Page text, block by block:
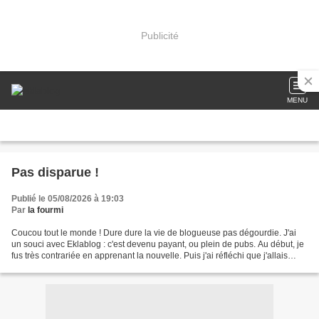
Publicité
MENU
Pas disparue !
Publié le 05/08/2026 à 19:03
Par la fourmi
Coucou tout le monde ! Dure dure la vie de blogueuse pas dégourdie. J'ai
un souci avec Eklablog : c'est devenu payant, ou plein de pubs. Au début, je
fus très contrariée en apprenant la nouvelle. Puis j'ai réfléchi que j'allais